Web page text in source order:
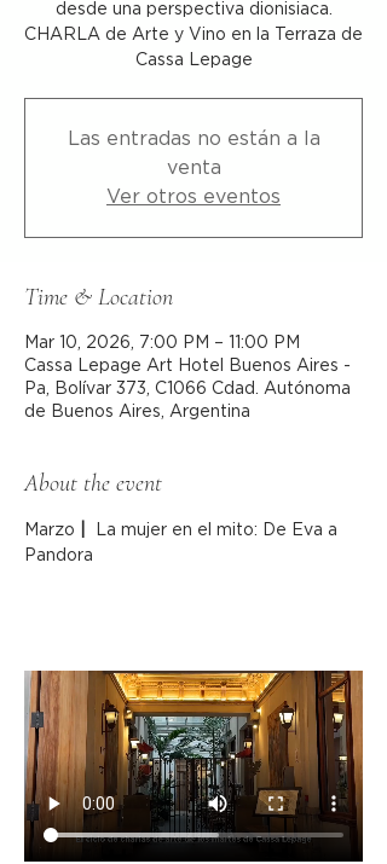
desde una perspectiva dionisiaca.
CHARLA de Arte y Vino en la Terraza de
Cassa Lepage
Las entradas no están a la
venta
Ver otros eventos
Time & Location
Mar 10, 2026, 7:00 PM – 11:00 PM
Cassa Lepage Art Hotel Buenos Aires -
Pa, Bolívar 373, C1066 Cdad. Autónoma
de Buenos Aires, Argentina
About the event
Marzo
La mujer en el mito: De Eva a
Pandora